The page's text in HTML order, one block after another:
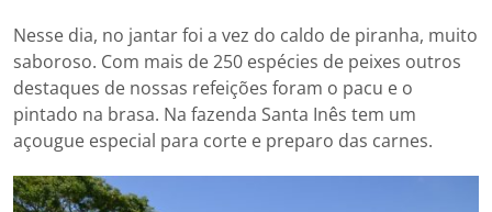
Nesse dia, no jantar foi a vez do caldo de piranha, muito
saboroso. Com mais de 250 espécies de peixes outros
destaques de nossas refeições foram o pacu e o
pintado na brasa. Na fazenda Santa Inês tem um
açougue especial para corte e preparo das carnes.